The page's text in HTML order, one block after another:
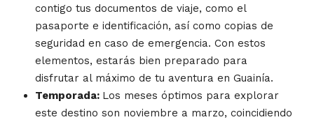
contigo tus documentos de viaje, como el
pasaporte e identificación, así como copias de
seguridad en caso de emergencia. Con estos
elementos, estarás bien preparado para
disfrutar al máximo de tu aventura en Guainía.
Temporada: Los meses óptimos para explorar
este destino son noviembre a marzo, coincidiendo